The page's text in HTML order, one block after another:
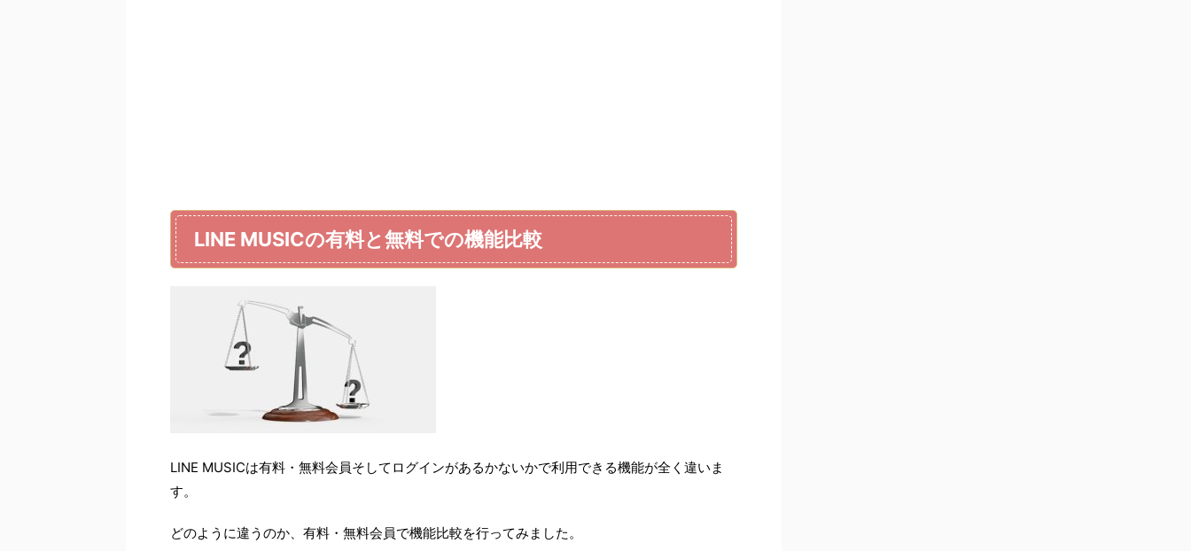
LINE MUSICの有料と無料での機能比較
LINE MUSICは有料・無料会員そしてログインがあるかないかで利用できる機能が全く違いま
す。
どのように違うのか、有料・無料会員で機能比較を行ってみました。